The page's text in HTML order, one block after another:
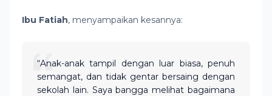
Ibu Fatiah, menyampaikan kesannya:
“Anak-anak tampil dengan luar biasa, penuh
semangat, dan tidak gentar bersaing dengan
sekolah lain. Saya bangga melihat bagaimana